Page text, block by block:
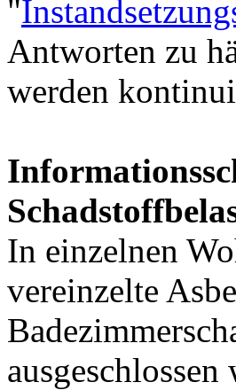
"
Antworten zu
werden
In einzelnen
vereinzelte